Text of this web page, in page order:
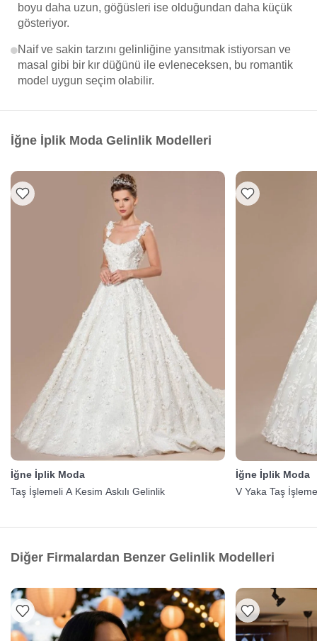
boyu daha uzun, göğüsleri ise olduğundan daha küçük
gösteriyor.
Naif ve sakin tarzını gelinliğine yansıtmak istiyorsan ve
masal gibi bir kır düğünü ile evleneceksen, bu romantik
model uygun seçim olabilir.
İğne İplik Moda Gelinlik Modelleri
İğne İplik Moda
Taş İşlemeli A Kesim Askılı Gelinlik
İğne İplik Moda
V Yaka Taş
Diğer Firmalardan Benzer Gelinlik Modelleri